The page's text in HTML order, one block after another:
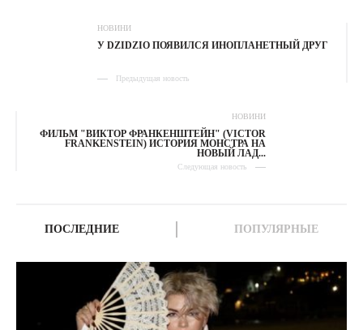
НОВИНИ
У DZIDZIO ПОЯВИЛСЯ ИНОПЛАНЕТНЫЙ ДРУГ
Предыдущая новость
НОВИНИ
ФИЛЬМ "ВИКТОР ФРАНКЕНШТЕЙН" (VICTOR
FRANKENSTEIN) ИСТОРИЯ МОНСТРА НА
НОВЫЙ ЛАД...
Следующая новость
ПОСЛЕДНИЕ ПОПУЛЯРНЫЕ